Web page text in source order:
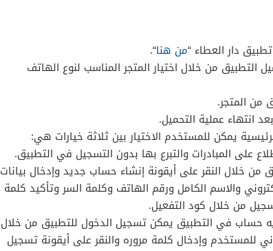
دار العطاء “من هنا“.
التطبيق من خلال اختيار المتجر المناسب لنوع الهاتف
من المتجر.
انتهاء عملية التحميل.
يمكن للمستخدم الاختيار بين ثلاثة خيارات هي:
على المبادرات والتبرع بها بدون التسجيل في التطبيق.
من خلال النقر على أيقونة إنشاء حساب جديد وإدخال بيانات
والاسم الكامل ورقم الهاتف وكلمة السر وتأكيد كلمة
من خلال كود التفعيل.
حساب في التطبيق يمكن تسجيل الدخول للتطبيق من خلال
للمستخدم وإدخال كلمة مروره والنقر على أيقونة تسجيل